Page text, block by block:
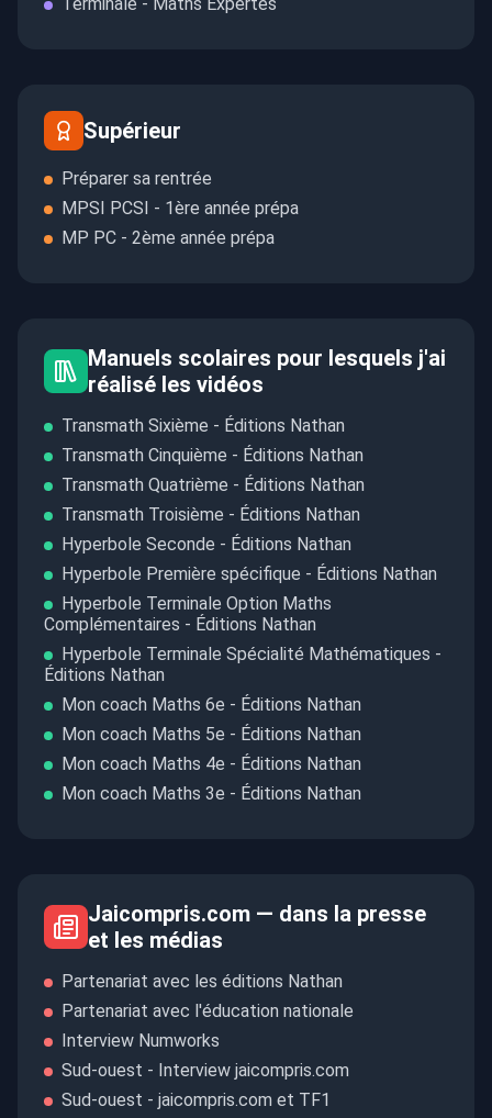
Supérieur
Préparer sa rentrée
MPSI PCSI - 1ère année prépa
MP PC - 2ème année prépa
Manuels scolaires pour lesquels j'ai
réalisé les vidéos
Transmath Sixième - Éditions Nathan
Transmath Cinquième - Éditions Nathan
Transmath Quatrième - Éditions Nathan
Transmath Troisième - Éditions Nathan
Hyperbole Seconde - Éditions Nathan
Hyperbole Première spécifique - Éditions Nathan
Hyperbole Terminale Option Maths
Complémentaires - Éditions Nathan
Hyperbole Terminale Spécialité Mathématiques -
Éditions Nathan
Mon coach Maths 6e - Éditions Nathan
Mon coach Maths 5e - Éditions Nathan
Mon coach Maths 4e - Éditions Nathan
Mon coach Maths 3e - Éditions Nathan
Jaicompris.com — dans la presse
et les médias
Partenariat avec les éditions Nathan
Partenariat avec l'éducation nationale
Interview Numworks
Sud-ouest - Interview jaicompris.com
Sud-ouest - jaicompris.com et TF1